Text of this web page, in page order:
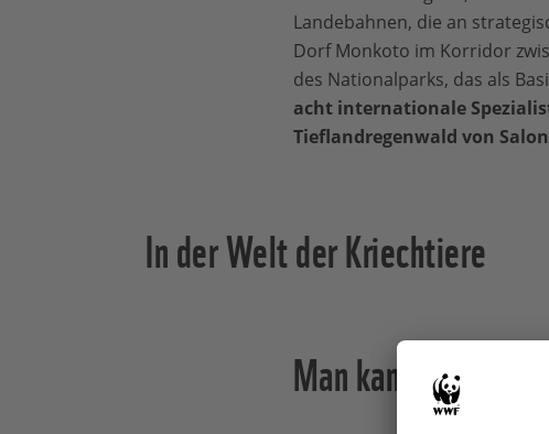
Landebahnen, die an
Dorf Monkoto im Korridor
des Nationalparks, das als
acht internationale
Tieflandregenwald von
In der Welt der Kriechtiere
Man kann nur